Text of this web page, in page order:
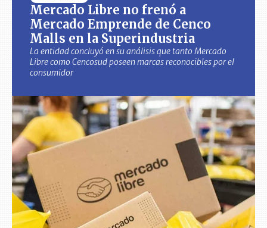
Mercado Libre no frenó a
Mercado Emprende de Cenco
Malls en la Superindustria
La entidad concluyó en su análisis que tanto Mercado
Libre como Cencosud poseen marcas reconocibles por el
consumidor